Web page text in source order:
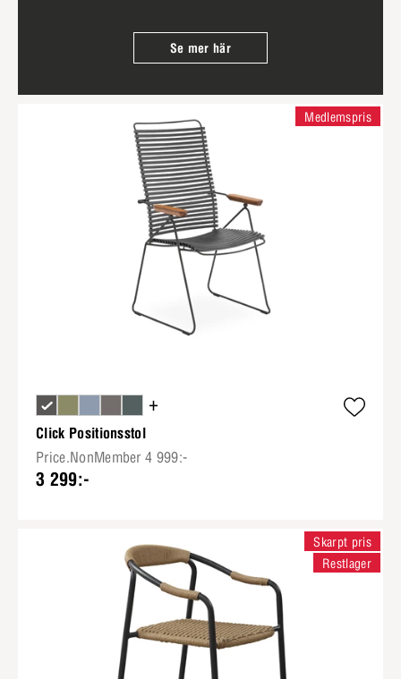
Se mer här
+
Click Positionsstol
Price.NonMember 4 999:-
3 299:-
Medlemspris
Skarpt pris
Restlager